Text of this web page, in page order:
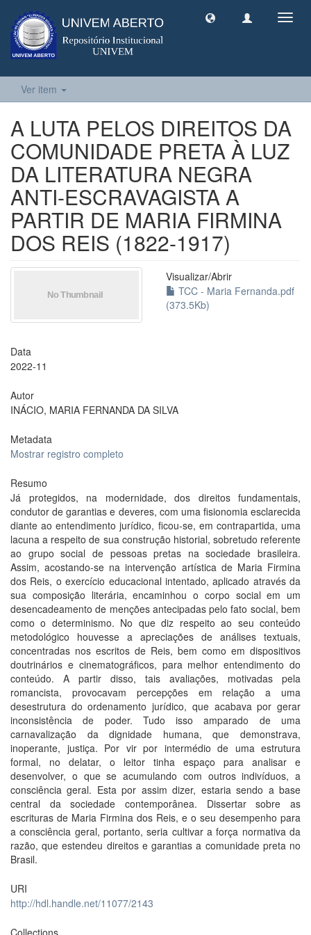
Ver item
A LUTA PELOS DIREITOS DA
COMUNIDADE PRETA À LUZ
DA LITERATURA NEGRA
ANTI-ESCRAVAGISTA A
PARTIR DE MARIA FIRMINA
DOS REIS (1822-1917)
Visualizar/Abrir
TCC - Maria Fernanda.pdf
(373.5Kb)
Data
2022-11
Autor
INÁCIO, MARIA FERNANDA DA SILVA
Metadata
Mostrar registro completo
Resumo
Já protegidos, na modernidade, dos direitos fundamentais,
condutor de garantias e deveres, com uma fisionomia esclarecida
diante ao entendimento jurídico, ficou-se, em contrapartida, uma
lacuna a respeito de sua construção historial, sobretudo referente
ao grupo social de pessoas pretas na sociedade brasileira.
Assim, acostando-se na intervenção artística de Maria Firmina
dos Reis, o exercício educacional intentado, aplicado através da
sua composição literária, encaminhou o corpo social em um
desencadeamento de menções antecipadas pelo fato social, bem
como o determinismo. No que diz respeito ao seu conteúdo
metodológico houvesse a apreciações de análises textuais,
concentradas nos escritos de Reis, bem como em dispositivos
doutrinários e cinematográficos, para melhor entendimento do
conteúdo. A partir disso, tais avaliações, motivadas pela
romancista, provocavam percepções em relação a uma
desestrutura do ordenamento jurídico, que acabava por gerar
inconsistência de poder. Tudo isso amparado de uma
carnavalização da dignidade humana, que demonstrava,
inoperante, justiça. Por vir por intermédio de uma estrutura
formal, no delatar, o leitor tinha espaço para analisar e
desenvolver, o que se acumulando com outros indivíduos, a
consciência geral. Esta por assim dizer, estaria sendo a base
central da sociedade contemporânea. Dissertar sobre as
escrituras de Maria Firmina dos Reis, e o seu desempenho para
a consciência geral, portanto, seria cultivar a força normativa da
razão, que estendeu direitos e garantias a comunidade preta no
Brasil.
URI
http://hdl.handle.net/11077/2143
Collections